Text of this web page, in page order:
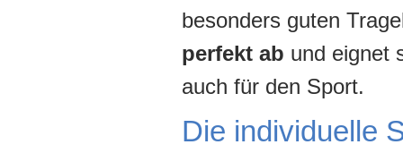
besonders guten
perfekt ab und eignet
auch für den Sport.
Die individuelle